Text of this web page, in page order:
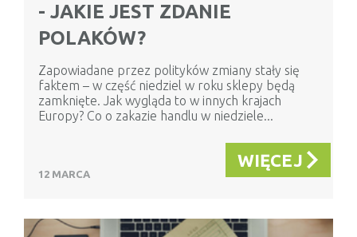
- JAKIE JEST ZDANIE
POLAKÓW?
Zapowiadane przez polityków zmiany stały się
faktem – w część niedziel w roku sklepy będą
zamknięte. Jak wygląda to w innych krajach
Europy? Co o zakazie handlu w niedziele...
12 MARCA
WIĘCEJ